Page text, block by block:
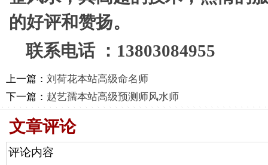
的好评和赞扬。
联系电话 ：13803084955
上一篇： 刘荷花本站高级命名师
下一篇： 赵艺孺本站高级预测师风水师
文章评论